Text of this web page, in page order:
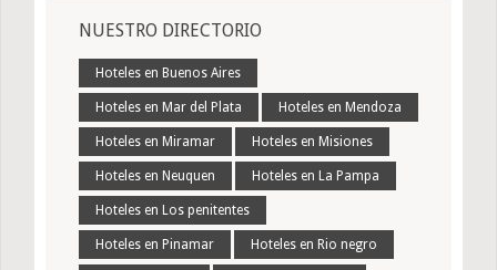
NUESTRO DIRECTORIO
Hoteles en Buenos Aires
Hoteles en Mar del Plata Hoteles en Mendoza
Hoteles en Miramar Hoteles en Misiones
Hoteles en Neuquen Hoteles en La Pampa
Hoteles en Los penitentes
Hoteles en Pinamar Hoteles en Rio negro